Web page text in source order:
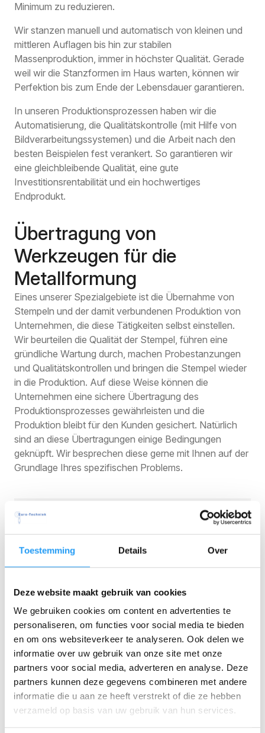
Toestemming Details Over
Deze website maakt gebruik van cookies
We gebruiken cookies om content en advertenties te
personaliseren, om functies voor social media te bieden
en om ons websiteverkeer te analyseren. Ook delen we
informatie over uw gebruik van onze site met onze
partners voor social media, adverteren en analyse. Deze
partners kunnen deze gegevens combineren met andere
informatie die u aan ze heeft verstrekt of die ze hebben
verzameld op basis van uw gebruik van hun services.
Minimum zu reduzieren.
Wir stanzen manuell und automatisch von kleinen und
mittleren Auflagen bis hin zur stabilen
Massenproduktion, immer in höchster Qualität. Gerade
weil wir die Stanzformen im Haus warten, können wir
Perfektion bis zum Ende der Lebensdauer garantieren.
In unseren Produktionsprozessen haben wir die
Automatisierung, die Qualitätskontrolle (mit Hilfe von
Bildverarbeitungssystemen) und die Arbeit nach den
besten Beispielen fest verankert. So garantieren wir
eine gleichbleibende Qualität, eine gute
Investitionsrentabilität und ein hochwertiges
Endprodukt.
Übertragung von
Werkzeugen für die
Metallformung
Eines unserer Spezialgebiete ist die Übernahme von
Stempeln und der damit verbundenen Produktion von
Unternehmen, die diese Tätigkeiten selbst einstellen.
Wir beurteilen die Qualität der Stempel, führen eine
gründliche Wartung durch, machen Probestanzungen
und Qualitätskontrollen und bringen die Stempel wieder
in die Produktion. Auf diese Weise können die
Unternehmen eine sichere Übertragung des
Produktionsprozesses gewährleisten und die
Produktion bleibt für den Kunden gesichert. Natürlich
sind an diese Übertragungen einige Bedingungen
geknüpft. Wir besprechen diese gerne mit Ihnen auf der
Grundlage Ihres spezifischen Problems.
Eigener Werkzeugbau
Spritzgießen, Stanzen und Montage
Vom Prototyp zur Großserie
Kontakt aufnehmen